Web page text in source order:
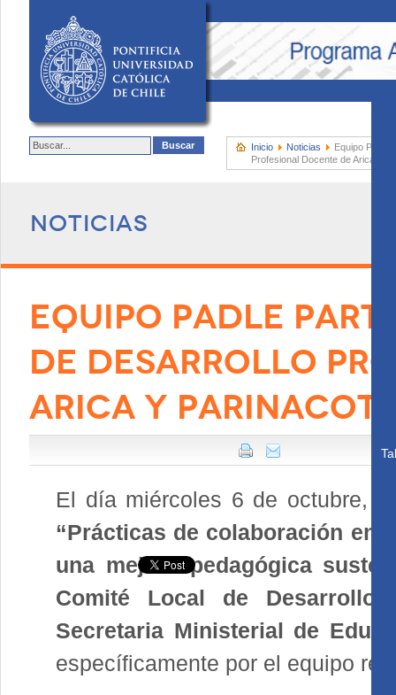
Inicio Noticias
Equipo
Profesional Docente de Arica y
Noticias
EQUIPO PADLE
DE DESARROLLO
ARICA Y
El día miércoles 6 de octubre,
“Prácticas de colaboración
una mejora pedagógica
Comité Local de Desarrollo
Secretaria Ministerial de
específicamente por el equipo